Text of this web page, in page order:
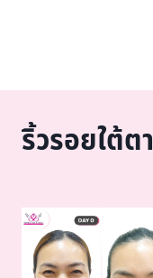
ริ้วรอยใต้ตา